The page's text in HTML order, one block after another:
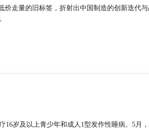
价走量的旧标签，折射出中国制造的创新迭代
16岁及以上青少年和成人1型发作性睡病。5月